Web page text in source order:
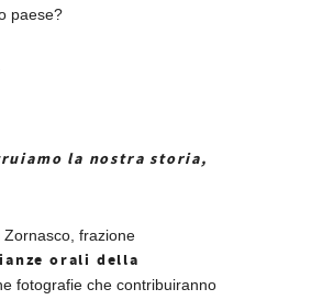
paese?
la nostra storia,
frazione
orali della
fotografie che contribuiranno